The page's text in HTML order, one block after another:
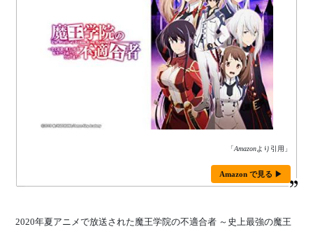
「Amazonより引用」
Amazon で見る ▶
2020年夏アニメで放送された魔王学院の不適合者 ～史上最強の魔王